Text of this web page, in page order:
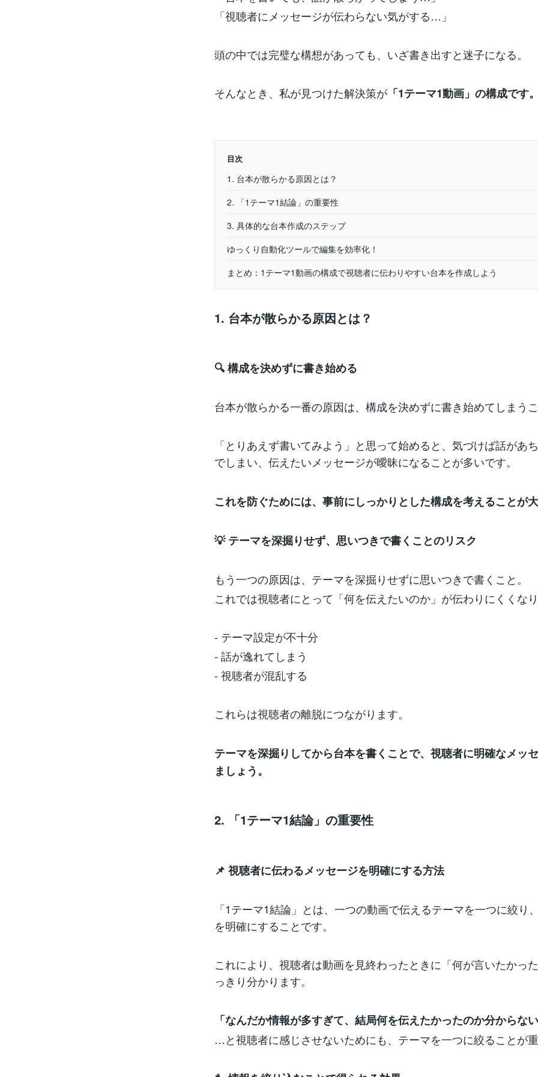
「視聴者にメッセージが伝わらない気がする…」
頭の中では完璧な構想があっても、いざ書き出すと迷子になる。
そんなとき、私が見つけた解決策が 「1テーマ1動画」の構成です
目次
1. 台本が散らかる原因とは？
2. 「1テーマ1結論」の重要性
3. 具体的な台本作成のステップ
ゆっくり自動化ツールで編集を効率化！
まとめ：1テーマ1動画の構成で視聴者に伝わりやすい台本を作成しよう
1. 台本が散らかる原因とは？
🔍 構成を決めずに書き始める
台本が散らかる一番の原因は、構成を決めずに書き始めてしまう
「とりあえず書いてみよう」と思って始めると、気づけば話があ
でしまい、伝えたいメッセージが曖昧になることが多いです。
これを防ぐためには、事前にしっかりとした構成を考えることが
💡 テーマを深掘りせず、思いつきで書くことのリスク
もう一つの原因は、テーマを深掘りせずに思いつきで書くこと。
これでは視聴者にとって「何を伝えたいのか」が伝わりにくくな
- テーマ設定が不十分
- 話が逸れてしまう
- 視聴者が混乱する
これらは視聴者の離脱につながります。
テーマを深掘りしてから台本を書くことで、視聴者に明確なメッ
ましょう。
2. 「1テーマ1結論」の重要性
📌 視聴者に伝わるメッセージを明確にする方法
「1テーマ1結論」とは、一つの動画で伝えるテーマを一つに絞り
を明確にすることです。
これにより、視聴者は動画を見終わったときに「何が言いたかっ
っきり分かります。
「なんだか情報が多すぎて、結局何を伝えたかったのか分からな
…と視聴者に感じさせないためにも、テーマを一つに絞ることが